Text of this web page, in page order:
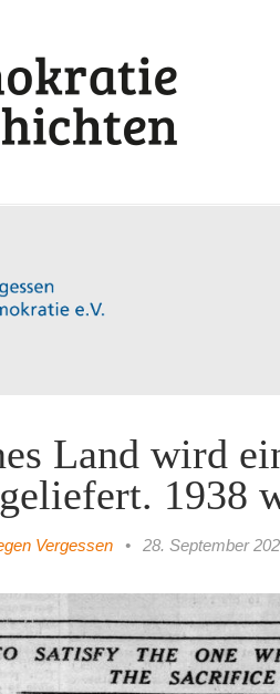
Land wird
1938
Vergessen • 28. September